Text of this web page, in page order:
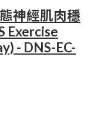
神經肌肉穩
Exercise
- DNS-EC-